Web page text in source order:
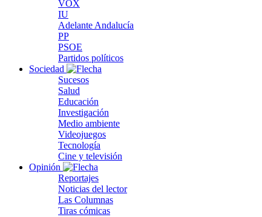
VOX
IU
Adelante Andalucía
PP
PSOE
Partidos políticos
Sociedad
Sucesos
Salud
Educación
Investigación
Medio ambiente
Videojuegos
Tecnología
Cine y televisión
Opinión
Reportajes
Noticias del lector
Las Columnas
Tiras cómicas